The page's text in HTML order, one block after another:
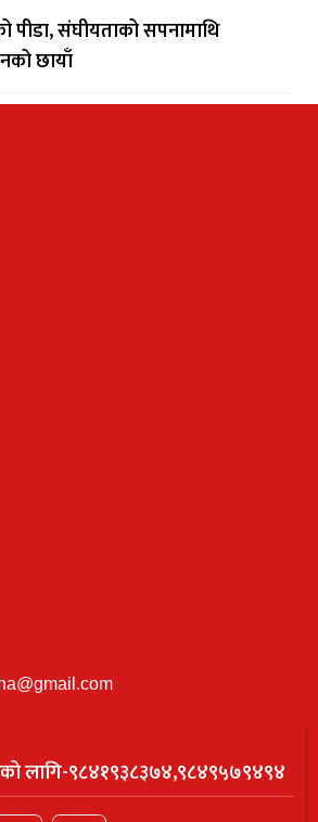
पीडा, संघीयताको सपनामाथि
छायाँ
लागि-९८४१९३८३७४,९८४९५७९४९४